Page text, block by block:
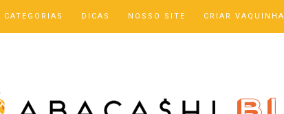
CATEGORIAS DICAS NOSSO SITE CRIAR VAQUINHA